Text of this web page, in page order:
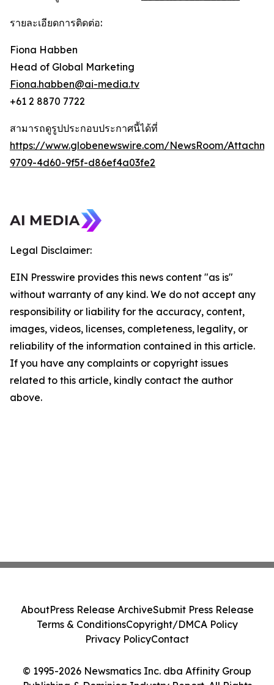
รายละเอียดการติดต่อ:
Fiona Habben
Head of Global Marketing
Fiona.habben@ai-media.tv
+61 2 8870 7722
สามารถดูรูปประกอบประกาศนี้ได้ที่
https://www.globenewswire.com/NewsRoom/
9709-4d60-9f5f-d86ef4a03fe2
Legal Disclaimer:
EIN Presswire provides this news content "as is"
without warranty of any kind. We do not accept any
responsibility or liability for the accuracy, content,
images, videos, licenses, completeness, legality, or
reliability of the information contained in this article.
If you have any complaints or copyright issues
related to this article, kindly contact the author
above.
© 1995-2026 Newsmatics Inc. dba Affinity Group
AboutPress Release ArchiveSubmit Press Release
Terms & ConditionsCopyright/DMCA Policy
Privacy PolicyContact